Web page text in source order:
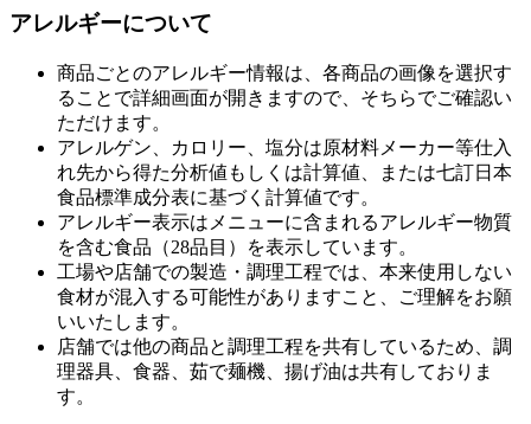
アレルギーについて
商品ごとのアレルギー情報は、各商品の画像を選択す
ることで詳細画面が開きますので、そちらでご確認い
ただけます。
アレルゲン、カロリー、塩分は原材料メーカー等仕⼊
れ先から得た分析値もしくは計算値、または七訂⽇本
⾷品標準成分表に基づく計算値です。
アレルギー表⽰はメニューに含まれるアレルギー物質
を含む⾷品（28品⽬）を表⽰しています。
⼯場や店舗での製造・調理⼯程では、本来使⽤しない
⾷材が混⼊する可能性がありますこと、ご理解をお願
いいたします。
店舗では他の商品と調理⼯程を共有しているため、調
理器具、⾷器、茹で麺機、揚げ油は共有しておりま
す。